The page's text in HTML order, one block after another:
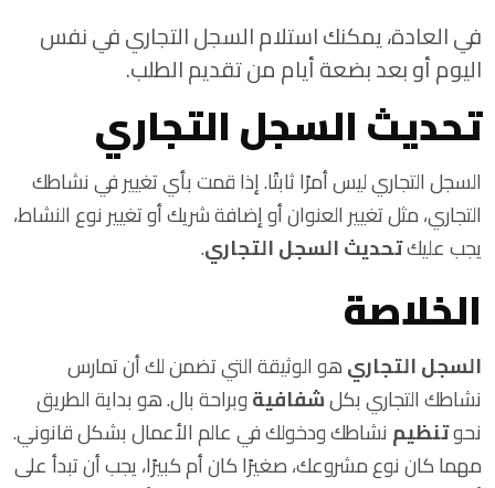
في العادة، يمكنك استلام السجل التجاري في نفس
اليوم أو بعد بضعة أيام من تقديم الطلب.
تحديث السجل التجاري
السجل التجاري ليس أمرًا ثابتًا. إذا قمت بأي تغيير في نشاطك
التجاري، مثل تغيير العنوان أو إضافة شريك أو تغيير نوع النشاط،
يجب عليكتحديث السجل التجاري.
الخلاصة
السجل التجاريهو الوثيقة التي تضمن لك أن تمارس
نشاطك التجاري بكلشفافيةوبراحة بال. هو بداية الطريق
نحوتنظيم نشاطك ودخولك في عالم الأعمال بشكل قانوني.
مهما كان نوع مشروعك، صغيرًا كان أم كبيرًا، يجب أن تبدأ على